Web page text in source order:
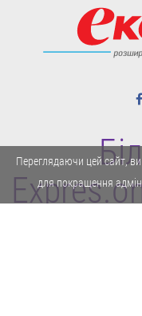
Переглядаючи цей сайт,
для покращення